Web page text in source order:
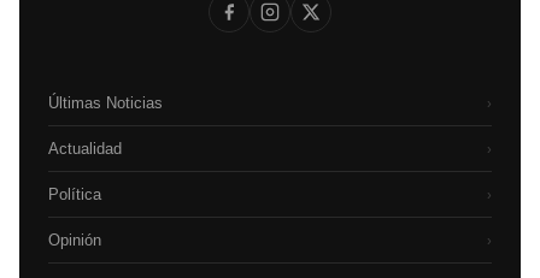
Últimas Noticias ›
Actualidad ›
Política ›
Opinión ›